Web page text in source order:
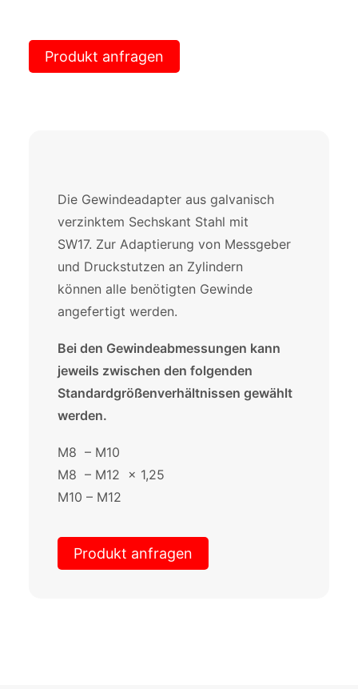
Produkt anfragen
Die Gewindeadapter aus galvanisch
verzinktem Sechskant Stahl mit
SW17. Zur Adaptierung von Messgeber
und Druckstutzen an Zylindern
können alle benötigten Gewinde
angefertigt werden.
Bei den Gewindeabmessungen kann
jeweils zwischen den folgenden
Standardgrößenverhältnissen gewählt
werden.
M8 – M10
M8 – M12 x 1,25
M10 – M12
Produkt anfragen